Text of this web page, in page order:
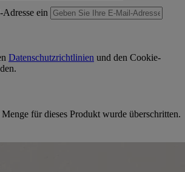
ein
Datenschutzrichtlinien und den Cookie-
für dieses Produkt wurde überschritten.